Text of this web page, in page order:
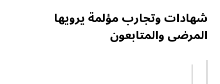
شهادات وتجارب مؤلمة يرويها
المرضى والمتابعون